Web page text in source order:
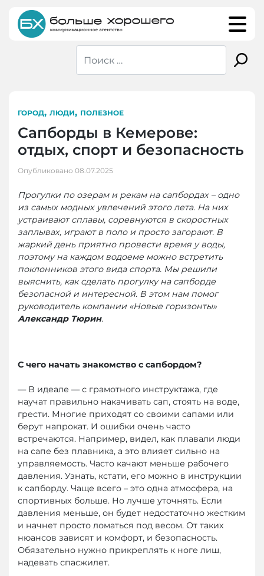
content
ГОРОД, ЛЮДИ, ПОЛЕЗНОЕ
Сапборды в Кемерове:
отдых, спорт и безопасность
Опубликовано 08.07.2025
Прогулки по озерам и рекам на сапбордах – одно
из самых модных увлечений этого лета. На них
устраивают сплавы, соревнуются в скоростных
заплывах, играют в поло и просто загорают. В
жаркий день приятно провести время у воды,
поэтому на каждом водоеме можно встретить
поклонников этого вида спорта. Мы решили
выяснить, как сделать прогулку на сапборде
безопасной и интересной. В этом нам помог
руководитель компании «Новые горизонты»
Александр Тюрин.
С чего начать знакомство с сапбордом?
— В идеале — с грамотного инструктажа, где
научат правильно накачивать сап, стоять на воде,
грести. Многие приходят со своими сапами или
берут напрокат. И ошибки очень часто
встречаются. Например, видел, как плавали люди
на сапе без плавника, а это влияет сильно на
управляемость. Часто качают меньше рабочего
давления. Узнать, кстати, его можно в инструкции
к сапборду. Чаще всего – это одна атмосфера, на
спортивных больше. Но лучше уточнять. Если
давления меньше, он будет недостаточно жестким
и начнет просто ломаться под весом. От таких
нюансов зависят и комфорт, и безопасность.
Обязательно нужно прикреплять к ноге лиш,
надевать спасжилет.